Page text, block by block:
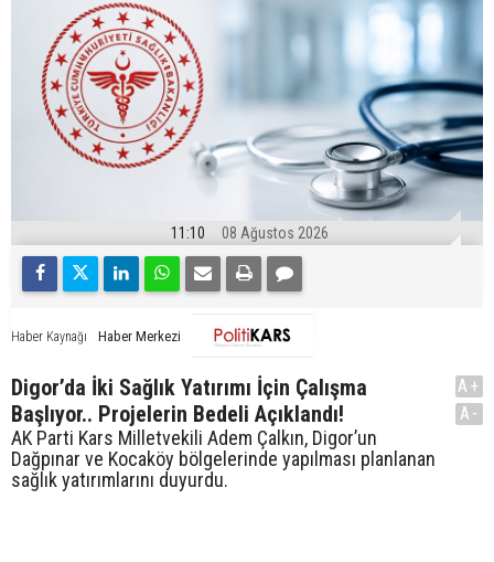
11:10 08 Ağustos 2026
Haber Kaynağı Haber Merkezi
Digor’da İki Sağlık Yatırımı İçin Çalışma
Başlıyor.. Projelerin Bedeli Açıklandı!
AK Parti Kars Milletvekili Adem Çalkın, Digor’un
Dağpınar ve Kocaköy bölgelerinde yapılması planlanan
sağlık yatırımlarını duyurdu.
A+
A-